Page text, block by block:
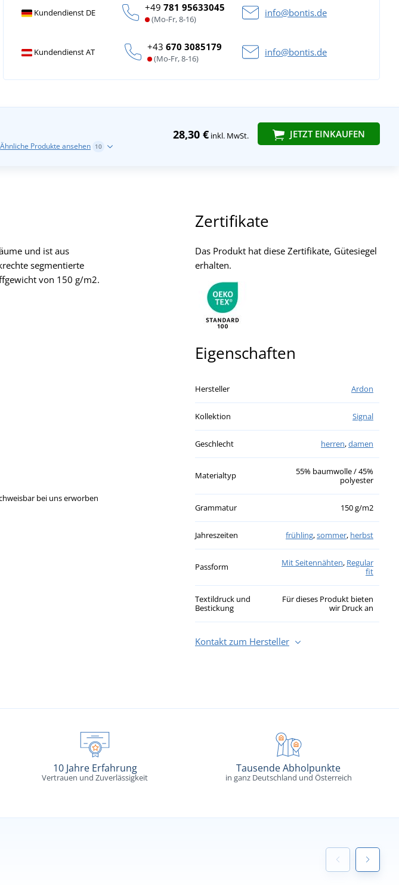
Kundendienst DE +49 781 95633045
(Mo-Fr, 8-16)
info@bontis.de
Kundendienst AT +43670 3085179
(Mo-Fr, 8-16)
info@bontis.de
28,30 € inkl. MwSt. JETZT EINKAUFEN
Ähnliche Produkte ansehen 10
und ist aus
segmentierte
von 150 g/m2.
bei uns erworben
Zertifikate
Das Produkt hat diese Zertifikate, Gütesiegel
erhalten.
Eigenschaften
Hersteller Ardon
Kollektion Signal
Geschlecht herren,damen
Materialtyp
55% baumwolle / 45%
polyester
Grammatur 150 g/m2
Jahreszeiten frühling,sommer, herbst
Passform Mit Seitennähten, Regular
fit
Textildruck und
Bestickung
Für dieses Produkt bieten
wir Druck an
Kontakt zum Hersteller
10 Jahre Erfahrung
Vertrauen und Zuverlässigkeit
Tausende Abholpunkte
in ganz Deutschland und Österreich